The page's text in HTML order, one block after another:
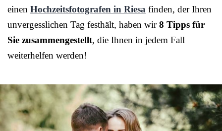
einen Hochzeitsfotografen in Riesa finden, der Ihren
unvergesslichen Tag festhält, haben wir8 Tipps für
Sie zusammengestellt, die Ihnen in jedem Fall
weiterhelfen werden!